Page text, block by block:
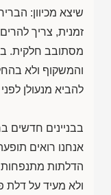
שיצא מכיוון:
זמנית, צריך
מסתובב חלקית.
והמשקוף ולא
להביא מנעולן
בבניינים חדשים
אנחנו רואים
הדלתות מתנפחות
ולא מעיד על דלת